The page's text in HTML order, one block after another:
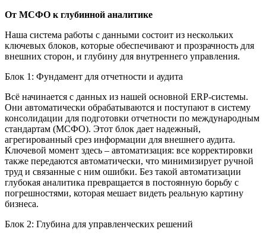
От МСФО к глубинной аналитике
Наша система работы с данными состоит из нескольких
ключевых блоков, которые обеспечивают и прозрачность для
внешних сторон, и глубину для внутреннего управления.
Блок 1: Фундамент для отчетности и аудита
Всё начинается с данных из нашей основной ERP-системы.
Они автоматически обрабатываются и поступают в систему
консолидации для подготовки отчетности по международным
стандартам (МСФО). Этот блок дает надежный,
агрегированный срез информации для внешнего аудита.
Ключевой момент здесь – автоматизация: все корректировки
также передаются автоматически, что минимизирует ручной
труд и связанные с ним ошибки. Без такой автоматизации
глубокая аналитика превращается в постоянную борьбу с
погрешностями, которая мешает видеть реальную картину
бизнеса.
Блок 2: Глубина для управленческих решений